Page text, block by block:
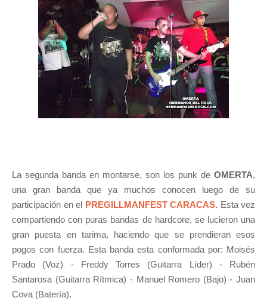
La segunda banda en montarse, son los punk de OMERTA,
una gran banda que ya muchos conocen luego de su
participación en el PREGILLMANFEST CARACAS. Esta vez
compartiendo con puras bandas de hardcore, se lucieron una
gran puesta en tarima, haciendo que se prendieran esos
pogos con fuerza. Esta banda esta conformada por: Moisés
Prado (Voz) - Freddy Torres (Guitarra Líder) - Rubén
Santarosa (Guitarra Rítmica) - Manuel Romero (Bajo) - Juan
Cova (Batería).